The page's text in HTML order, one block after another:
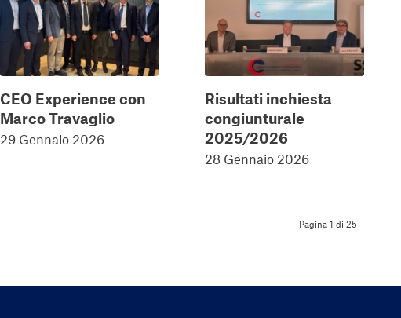
CEO Experience con
Marco Travaglio
29 Gennaio 2026
Risultati inchiesta
congiunturale
2025/2026
28 Gennaio 2026
Pagina 1 di 25